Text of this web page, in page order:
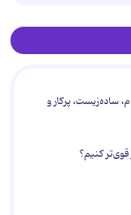
ساده‌زیست، پرکار و